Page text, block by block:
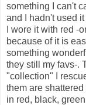
something I can't
and I hadn't used
I wore it with red -
because of it is
something
they still my favs-.
"collection" I
them are
in red, black,